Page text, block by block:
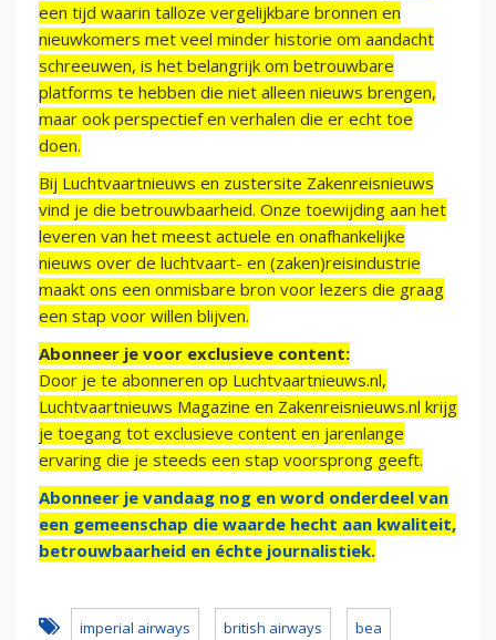
een tijd waarin talloze vergelijkbare bronnen en
nieuwkomers met veel minder historie om aandacht
schreeuwen, is het belangrijk om betrouwbare
platforms te hebben die niet alleen nieuws brengen,
maar ook perspectief en verhalen die er echt toe
doen.
Bij Luchtvaartnieuws en zustersite Zakenreisnieuws
vind je die betrouwbaarheid. Onze toewijding aan het
leveren van het meest actuele en onafhankelijke
nieuws over de luchtvaart- en (zaken)reisindustrie
maakt ons een onmisbare bron voor lezers die graag
een stap voor willen blijven.
Abonneer je voor exclusieve content:
Door je te abonneren op Luchtvaartnieuws.nl,
Luchtvaartnieuws Magazine en Zakenreisnieuws.nl krijg
je toegang tot exclusieve content en jarenlange
ervaring die je steeds een stap voorsprong geeft.
Abonneer je vandaag nog en word onderdeel van
een gemeenschap die waarde hecht aan kwaliteit,
betrouwbaarheid en échte journalistiek.
imperial airways british airways bea